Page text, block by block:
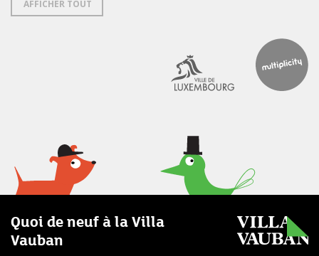
AFFICHER TOUT
Quoi de neuf à la Villa
Vauban